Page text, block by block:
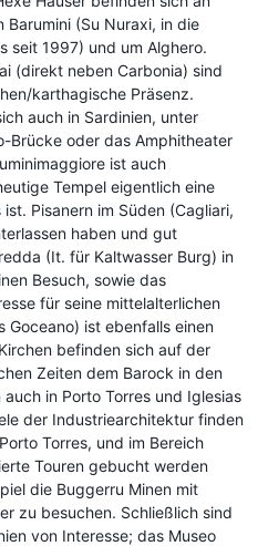
Barumini (Su Nuraxi, in die
seit 1997) und um Alghero.
(direkt neben Carbonia) sind
karthagische Präsenz.
auch in Sardinien, unter
Brücke oder das Amphitheater
ist auch
Tempel eigentlich eine
Pisanern im Süden (Cagliari,
haben und gut
(It. für Kaltwasser Burg) in
Besuch, sowie das
für seine mittelalterlichen
Goceano) ist ebenfalls einen
befinden sich auf der
Zeiten dem Barock in den
in Porto Torres und Iglesias
der Industriearchitektur finden
Torres, und im Bereich
Touren gebucht werden
die Buggerru Minen mit
zu besuchen. Schließlich sind
von Interesse; das Museo